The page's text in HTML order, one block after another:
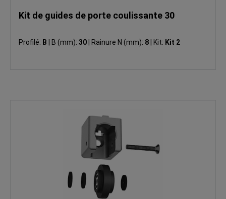
Kit de guides de porte coulissante 30
Profilé: B B (mm): 30 Rainure N (mm): 8 Kit: Kit 2